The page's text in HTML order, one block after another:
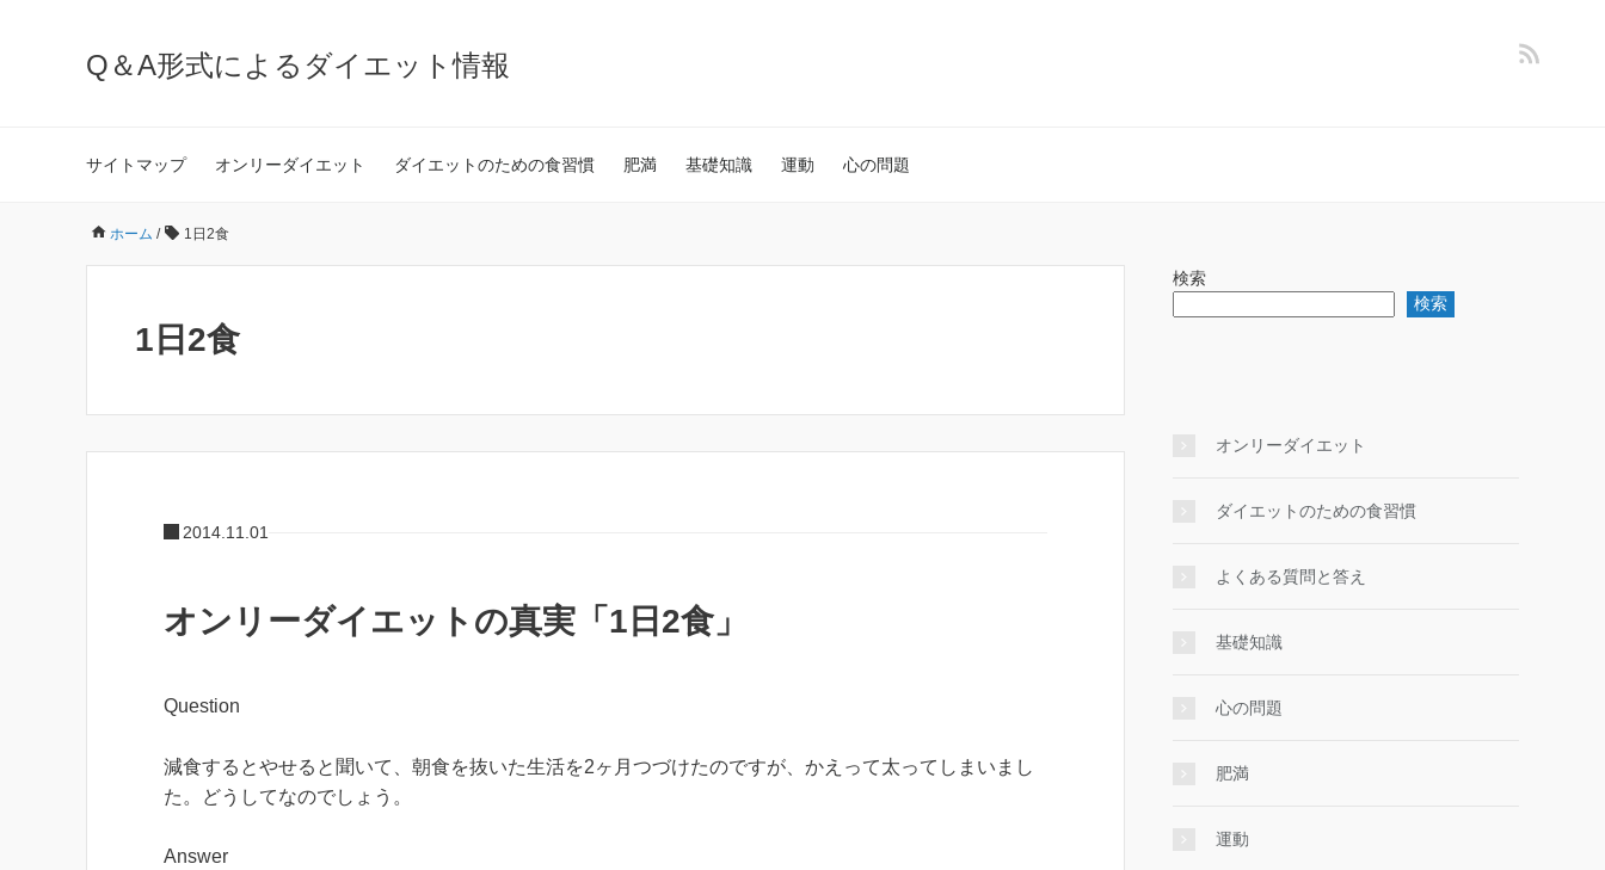
Q＆A形式によるダイエット情報
サイトマップ オンリーダイエット ダイエットのための食習慣 肥満 基礎知識 運動 心の問題
ホーム / 1日2食
1日2食
2014.11.01
オンリーダイエットの真実「1日2食」
Question
減食するとやせると聞いて、朝食を抜いた生活を2ヶ月つづけたのですが、かえって太ってしまいまし
た。どうしてなのでしょう。
Answer
検索
検索
オンリーダイエット
ダイエットのための食習慣
よくある質問と答え
基礎知識
心の問題
肥満
運動